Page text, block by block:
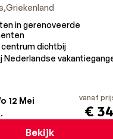
Griekenland
in gerenoveerde
centrum dichtbij
Nederlandse
12 Mei
vanaf
€
Bekijk